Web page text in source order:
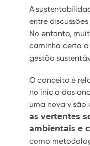
A
entre
No entanto,
caminho certo a
gestão
O conceito é
no início dos
uma nova visão
as vertentes
ambientais e
como